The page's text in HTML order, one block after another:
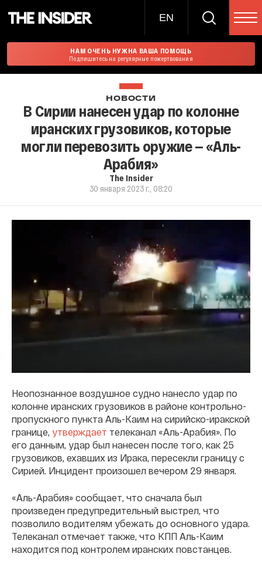
EN
НАМ ОЧЕНЬ НУЖНА ВАША ПОМОЩЬ
Подпишитесь на регулярные пожертвования
НОВОСТИ
В Сирии нанесен удар по колонне
иранских грузовиков, которые
могли перевозить оружие — «Аль-
Арабия»
The Insider
30 января 2023 г., 08:20
Неопознанное воздушное судно нанесло удар по
колонне иранских грузовиков в районе контрольно-
пропускного пункта Аль-Каим на сирийско-иракской
границе, утверждает телеканал «Аль-Арабия». По
его данным, удар был нанесен после того, как 25
грузовиков, ехавших из Ирака, пересекли границу с
Сирией. Инцидент произошел вечером 29 января.
«Аль-Арабия» сообщает, что сначала был
произведен предупредительный выстрел, что
позволило водителям убежать до основного удара.
Телеканал отмечает также, что КПП Аль-Каим
находится под контролем иранских повстанцев.